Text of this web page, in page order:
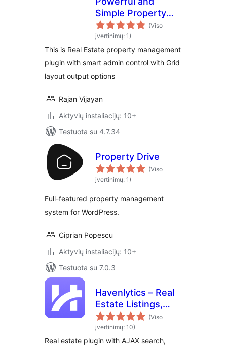
Simple Property
Responsive Listing
plugin
(Viso
įvertinimų: 1)
This is Real Estate property management
plugin with smart admin control with Grid
layout output options
Rajan Vijayan
Aktyvių instaliacijų: 10+
Testuota su 4.7.34
Property Drive
(Viso
įvertinimų: 1)
Full-featured property management
system for WordPress.
Ciprian Popescu
Aktyvių instaliacijų: 10+
Testuota su 7.0.3
Havenlytics – Real
Estate Listings,
Property Search &
Agent Workspace
(Viso
įvertinimų: 10)
Real estate plugin with AJAX search,